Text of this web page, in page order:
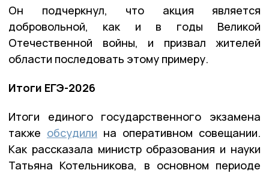
Он подчеркнул, что акция является
добровольной, как и в годы Великой
Отечественной войны, и призвал жителей
области последовать этому примеру.
Итоги ЕГЭ-2026
Итоги единого государственного экзамена
также обсудили на оперативном совещании.
Как рассказала министр образования и науки
Татьяна Котельникова, в основном периоде